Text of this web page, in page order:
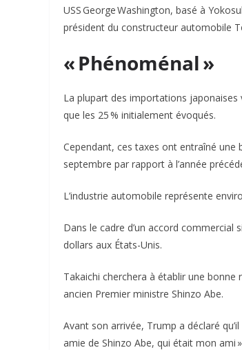
USS George Washington, basé à
président du constructeur automobile
« Phénoménal »
La plupart des importations
que les 25 % initialement évoqués.
Cependant, ces taxes ont entraîné une
septembre par rapport à l’année
L’industrie automobile représente
Dans le cadre d’un accord commercial
dollars aux États-Unis.
Takaichi cherchera à établir une
ancien Premier ministre Shinzo Abe.
Avant son arrivée, Trump a déclaré
amie de Shinzo Abe, qui était mon ami